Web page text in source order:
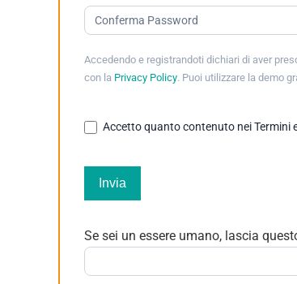
Accedendo e registrandoti dichiari di aver
con la Privacy Policy. Puoi utilizzare la demo
Accetto quanto contenuto nei Termini
Invia
Se sei un essere umano, lascia